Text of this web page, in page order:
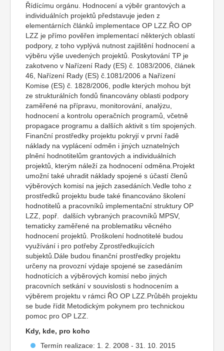
Řídícímu orgánu. Hodnocení a výběr grantových a
individuálních projektů představuje jeden z
elementárních článků implementace OP LZZ.ŘO OP
LZZ je přímo pověřen implementací některých oblastí
podpory, z toho vyplývá nutnost zajištění hodnocení a
výběru výše uvedených projektů. Poskytování TP je
zakotveno v Nařízení Rady (ES) č. 1083/2006, článek
46, Nařízení Rady (ES) č.1081/2006 a Nařízení
Komise (ES) č. 1828/2006, podle kterých mohou být
ze strukturálních fondů financovány oblasti podpory
zaměřené na přípravu, monitorování, analýzu,
hodnocení a kontrolu operačních programů, včetně
propagace programu a dalších aktivit s tím spojených.
Finanční prostředky projektu pokryjí v první řadě
náklady na vyplácení odměn i jiných uznatelných
plnění hodnotitelům grantových a individuálních
projektů, kterým náleží za hodnocení odměna.Projekt
umožní také uhradit náklady spojené s účastí členů
výběrových komisí na jejich zasedáních.Vedle toho z
prostředků projektu bude také financováno školení
hodnotitelů a pracovníků implementační struktury OP
LZZ, popř. dalších vybraných pracovníků MPSV,
tematicky zaměřené na problematiku věcného
hodnocení projektů. Proškolení hodnotitelé budou
využívání i pro potřeby Zprostředkujících
subjektů.Dále budou finanční prostředky projektu
určeny na provozní výdaje spojené se zasedáním
hodnotících a výběrových komisí nebo jiných
pracovních setkání v souvislosti s hodnocením a
výběrem projektu v rámci ŘO OP LZZ.Průběh projektu
se bude řídit Metodickým pokynem pro technickou
pomoc pro OP LZZ.
Kdy, kde, pro koho
Termín realizace: 1. 2. 2008 - 31. 10. 2015